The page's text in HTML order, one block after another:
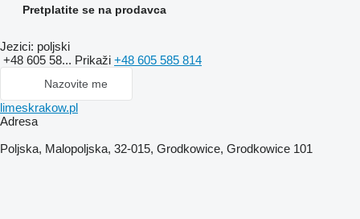
Pretplatite se na prodavca
Jezici: poljski
+48 605 58... Prikaži +48 605 585 814
Nazovite me
limeskrakow.pl
Adresa
Poljska, Malopoljska, 32-015, Grodkowice, Grodkowice 101